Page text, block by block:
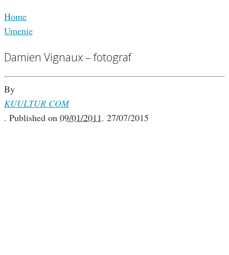
Home
Umenie
Damien Vignaux – fotograf
By
KUULTUR COM
. Published on 09/01/2011. 27/07/2015